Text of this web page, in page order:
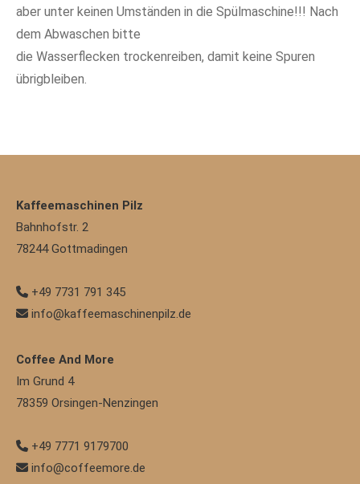
aber unter keinen Umständen in die Spülmaschine!!! Nach
dem Abwaschen bitte
die Wasserflecken trockenreiben, damit keine Spuren
übrigbleiben.
Kaffeemaschinen Pilz
Bahnhofstr. 2
78244 Gottmadingen
+49 7731 791 345
info@kaffeemaschinenpilz.de
Coffee And More
Im Grund 4
78359 Orsingen-Nenzingen
+49 7771 9179700
info@coffeemore.de